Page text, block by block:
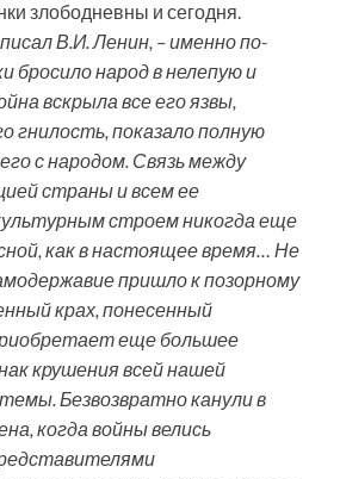
злободневны и сегодня.
В.И. Ленин, – именно по-
бросило народ в нелепую и
вскрыла все его язвы,
гнилость, показало полную
с народом. Связь между
страны и всем ее
строем никогда еще
как в настоящее время… Не
пришло к позорному
крах, понесенный
еще большее
крушения всей нашей
Безвозвратно канули в
когда войны велись